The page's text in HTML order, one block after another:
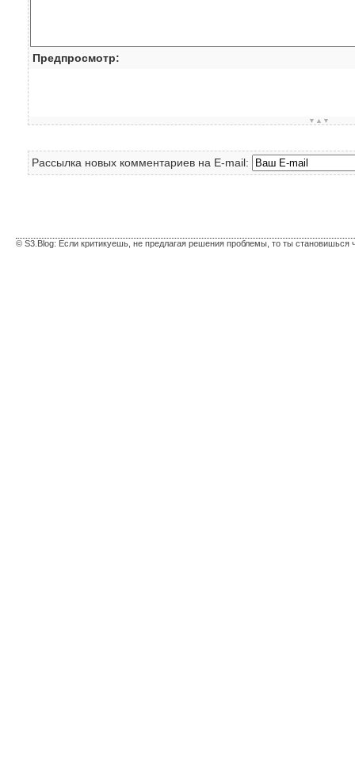
Предпросмотр:
▼▲▼
Рассылка новых комментариев на E-mail:
© S3.Blog: Если критикуешь, не предлагая решения проблемы, то ты становишься